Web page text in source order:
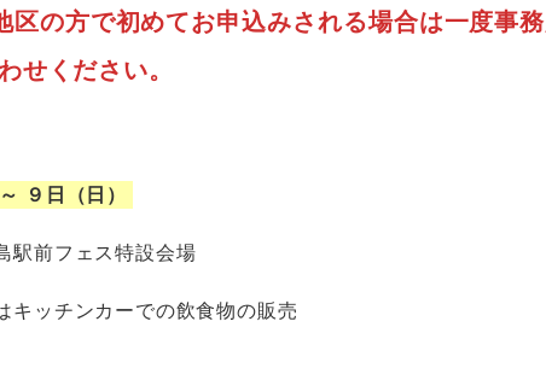
区の方で初めてお申込みされる場合は一度事
せください。
９日（日）
前フェス特設会場
ッチンカーでの飲食物の販売